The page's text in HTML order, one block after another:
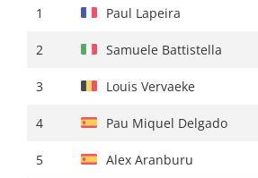
1 Paul Lapeira
2 Samuele Battistella
3 Louis Vervaeke
4 Pau Miquel Delgado
5 Alex Aranburu
1 Primoz Roglic
2 Mattias Skjelmose
3 Remco Evenepoel
4 Juan Ayuso
5 Jonas Vingegaard